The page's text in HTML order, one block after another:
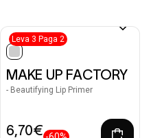
Leva 3 Paga 2
selected
MAKE UP FACTORY
- Beautifying Lip Primer
6,70€